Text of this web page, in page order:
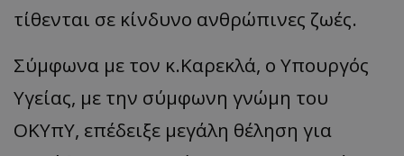
τίθενται σε κίνδυνο ανθρώπινες ζωές.
Σύμφωνα με τον κ.Καρεκλά, ο Υπουργός
Υγείας, με την σύμφωνη γνώμη του
ΟΚΥπΥ, επέδειξε μεγάλη θέληση για